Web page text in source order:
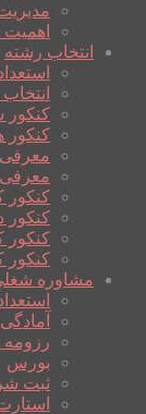
انتخاب رشته
کنکور
معرفی
کنکور
کنکور
کنکور
کنکور
مشاوره
بورس
ثبت